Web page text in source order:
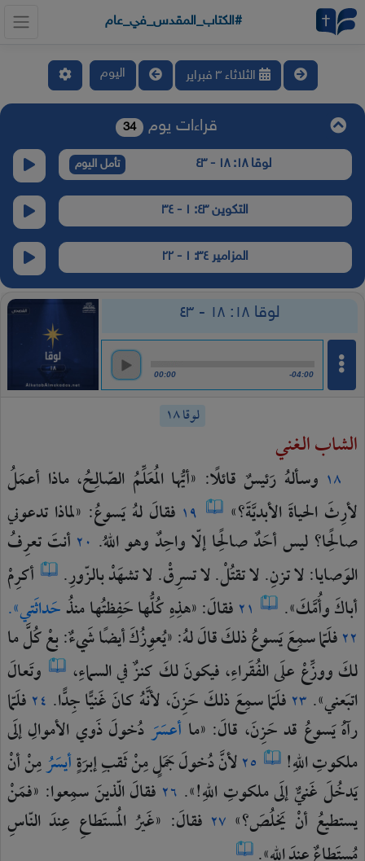
#الكتاب_المقدس_في_عام
الثلاثاء ٣ فبراير اليوم
قراءات يوم 34
لوقا ١٨: ١٨ - ٤٣ تأمل اليوم
التكوين ٤٣: ١ - ٣٤
المزامير ٣٤: ١ - ٢٢
لوقا ١٨: ١٨ - ٤٣
00:00 -04:00
لوقا ١٨
الشاب الغني
١٨ وسألهُ رَئيسٌ قائلًا: «أيُّهاالمُعَلِّمُ الصّالِحُ،ماذا أعمَلُ
لأرِثَالحياةَالأبديَّةَ؟» ١٩ فقالَلهُيَسوعُ: «لماذاتدعوني
صالِحًا؟ليسأحَدٌصالِحًاإلّاواحِدٌوهواللهُ. ٢٠ أنتَتعرِفُ
الوَصايا:لاتزنِ.لاتقتُلْ.لاتسرِقْ.لاتشهَدْبالزّورِ.
أكرِمْ
أباكَوأُمَّكَ». ٢١ فقالَ:«هذِهِكُلُّهاحَفِظتُهامنذُحَداثَتي».
٢٢فلَمّاسمِعَيَسوعُذلكَقالَلهُ:«يُعوِزُكَأيضًاشَيءٌ:بعْكُلَّما
لكَووزِّعْعلَىالفُقَراءِ،فيكونَلكَكنزٌفيالسماءِ، وتَعالَ
اتبَعني». ٢٣ فلَمّاسمِعَذلكَحَزِنَ،لأنَّهُكانَغَنيًّاجِدًّا. ٢٤ فلَمّا
رآهُيَسوعُ قدحَزِنَ، قالَ: «ما أعسَرَدُخولَذَويالأموالِإلَى
ملكوتِاللهِ! ٢٥لأنَّدُخولَجَمَلٍمِنْثَقبِإبرَةٍأيسَرُمِنْأنْ
يَدخُلَغَنيٌّإلَىملكوتِاللهِ!». ٢٦ فقالَالّذينَسمِعوا: «فمَنْ
يستطيعُ أنْ يَخلُصَ؟» ٢٧ فقالَ: «غَيرُالمُستَطاعِ عِندَ النّاسِ